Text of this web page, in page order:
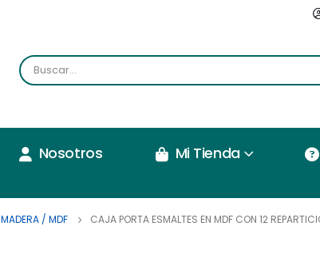
Nosotros Mi Tienda
MADERA / MDF CAJA PORTA ESMALTES EN MDF CON 12